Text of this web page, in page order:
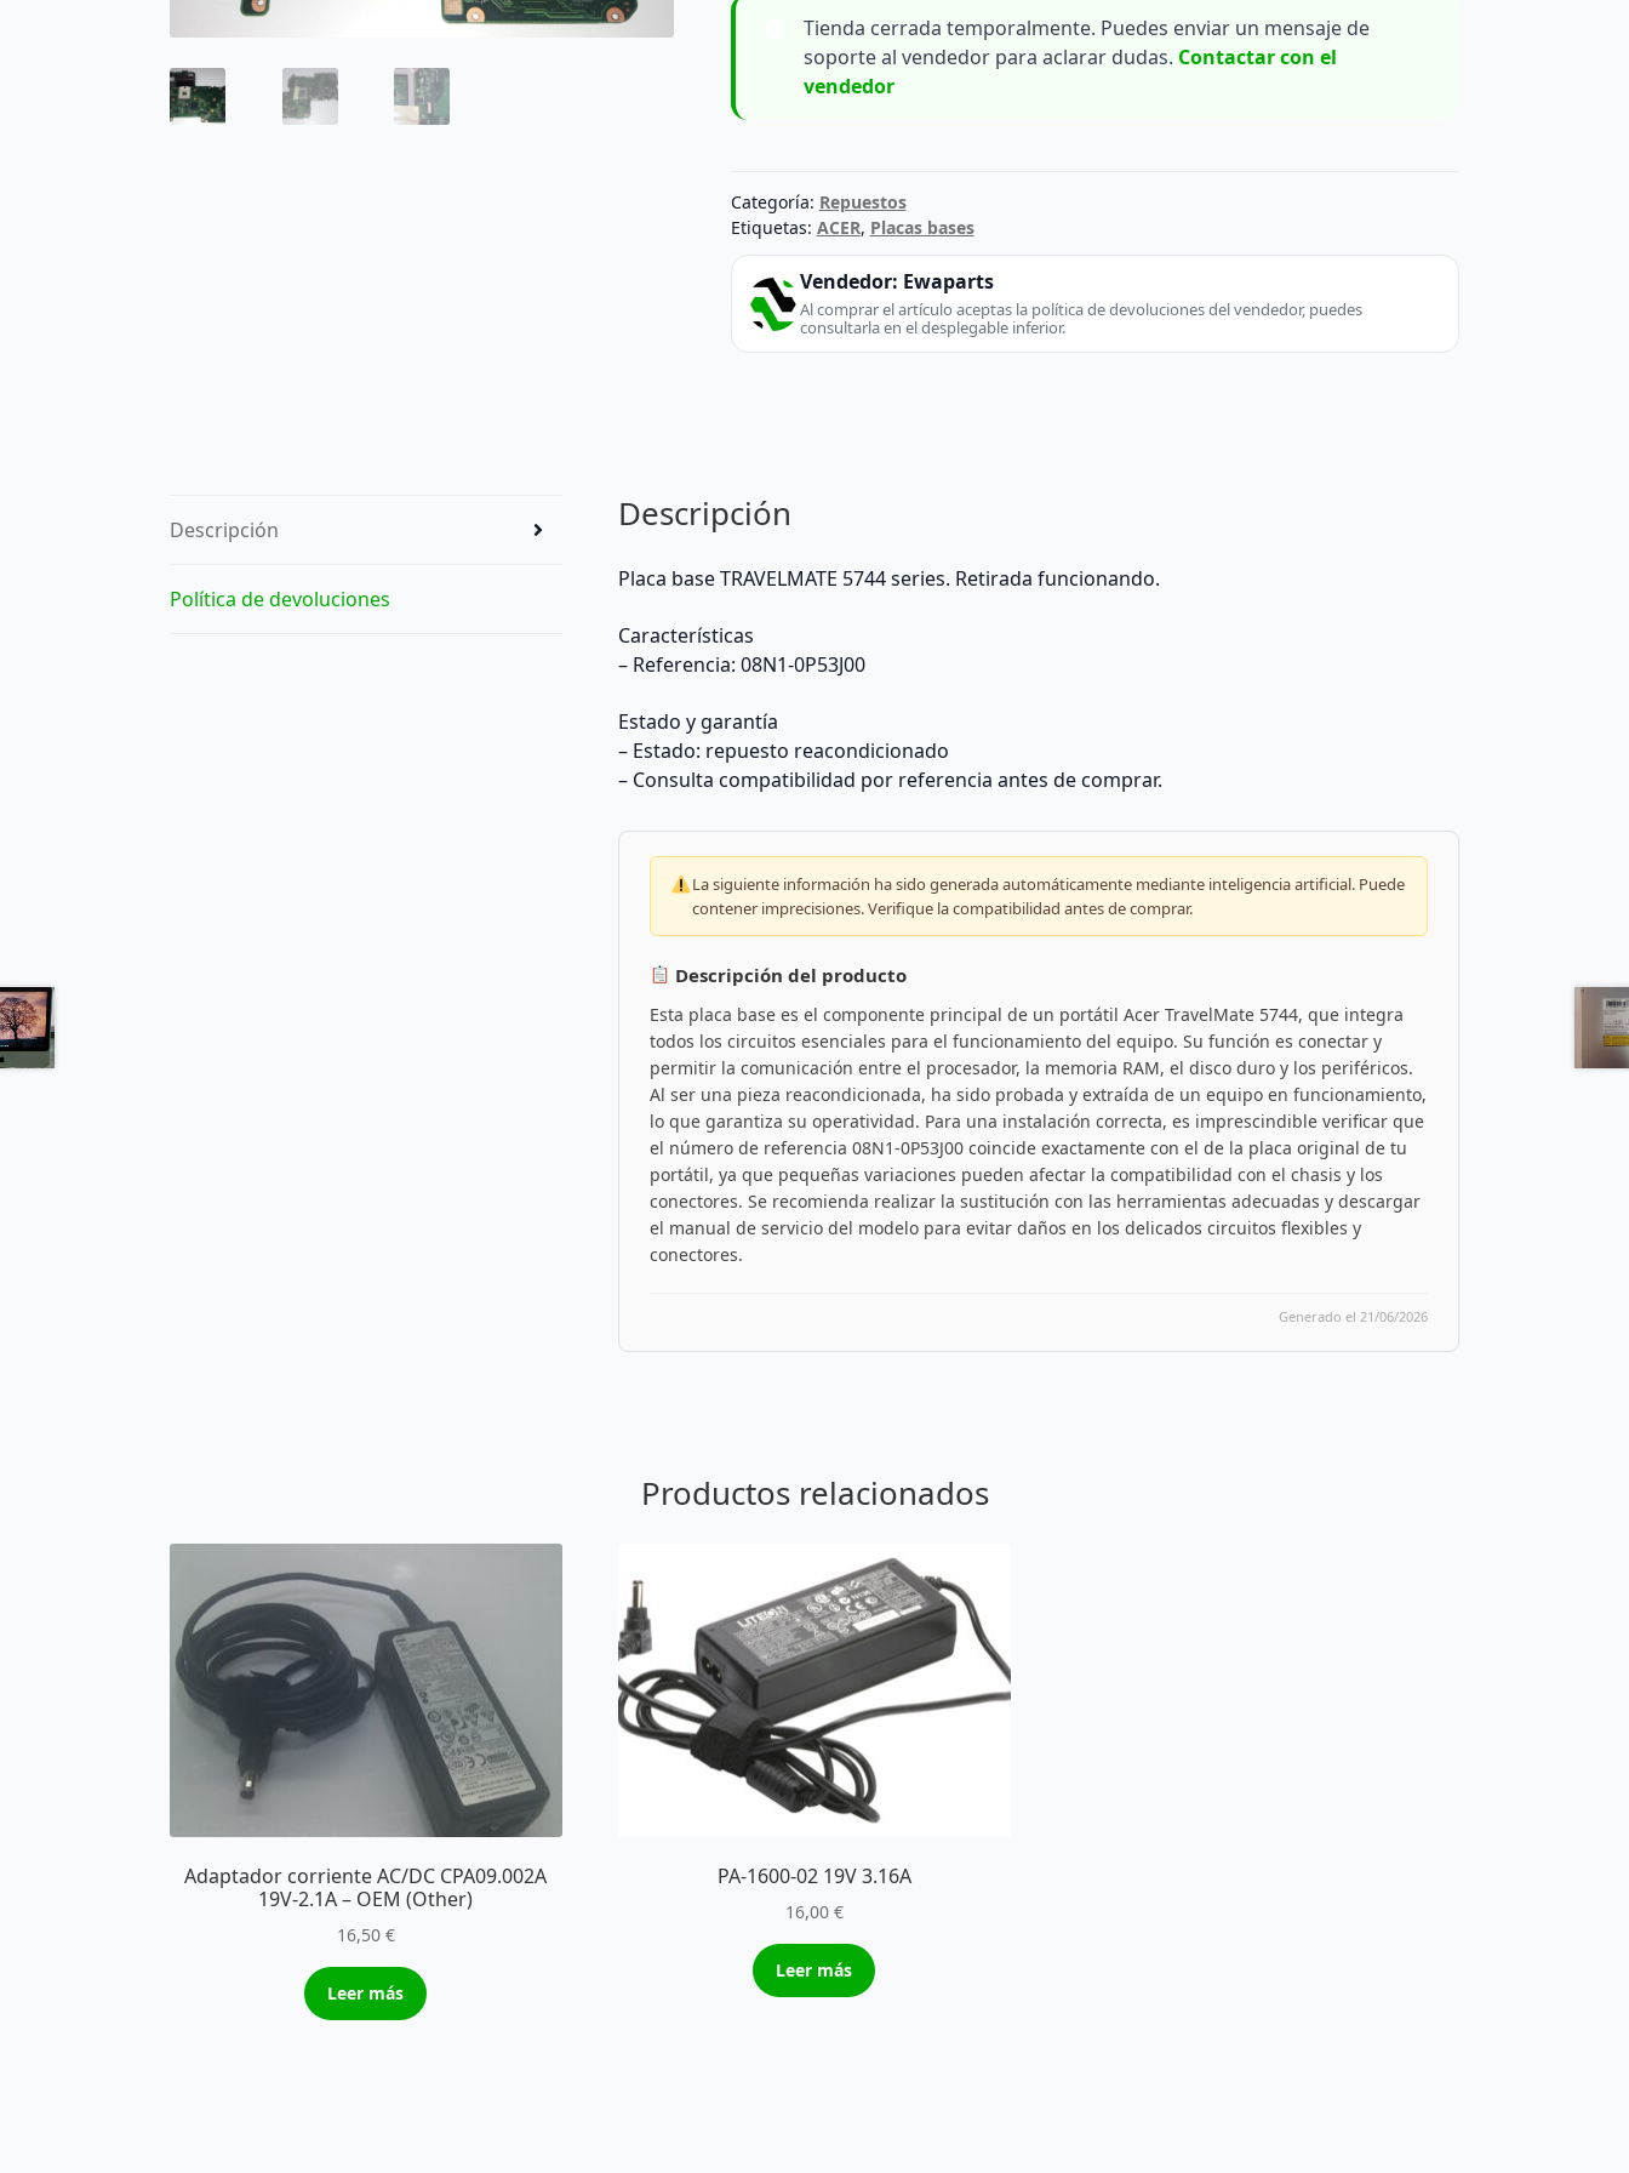
Tienda cerrada temporalmente. Puedes enviar un mensaje de
soporte al vendedor para aclarar dudas. Contactar con el
vendedor
Categoría: Repuestos
Etiquetas: ACER, Placas bases
Vendedor: Ewaparts
Al comprar el artículo aceptas la política de devoluciones del vendedor, puedes
consultarla en el desplegable inferior.
Descripción
Política de devoluciones
Descripción
Placa base TRAVELMATE 5744 series. Retirada funcionando.
Características
– Referencia: 08N1-0P53J00
Estado y garantía
– Estado: repuesto reacondicionado
– Consulta compatibilidad por referencia antes de comprar.
La siguiente información ha sido generada automáticamente mediante inteligencia artificial. Puede
contener imprecisiones. Verifique la compatibilidad antes de comprar.
Descripción del producto
Esta placa base es el componente principal de un portátil Acer TravelMate 5744, que integra
todos los circuitos esenciales para el funcionamiento del equipo. Su función es conectar y
permitir la comunicación entre el procesador, la memoria RAM, el disco duro y los periféricos.
Al ser una pieza reacondicionada, ha sido probada y extraída de un equipo en funcionamiento,
lo que garantiza su operatividad. Para una instalación correcta, es imprescindible verificar que
el número de referencia 08N1-0P53J00 coincide exactamente con el de la placa original de tu
portátil, ya que pequeñas variaciones pueden afectar la compatibilidad con el chasis y los
conectores. Se recomienda realizar la sustitución con las herramientas adecuadas y descargar
el manual de servicio del modelo para evitar daños en los delicados circuitos flexibles y
conectores.
Generado el 21/06/2026
Productos relacionados
Adaptador corriente AC/DC CPA09.002A
19V-2.1A – OEM (Other)
16,50 €
Leer más
PA-1600-02 19V 3.16A
16,00 €
Leer más